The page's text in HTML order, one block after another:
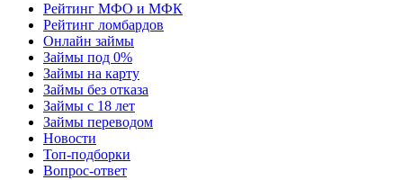
Рейтинг МФО и МФК
Рейтинг ломбардов
Онлайн займы
Займы под 0%
Займы на карту
Займы без отказа
Займы с 18 лет
Займы переводом
Новости
Топ-подборки
Вопрос-ответ